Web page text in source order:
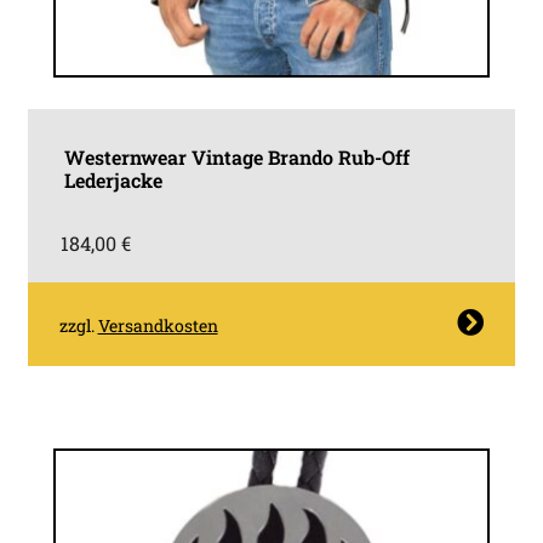
Westernwear Vintage Brando Rub-Off
Lederjacke
184,00€
zzgl.VersandkostenDieses
Varianten
auf.
Die
Optionen